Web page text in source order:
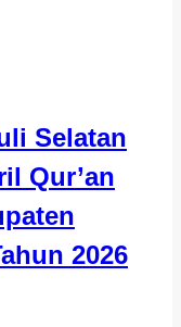
Selatan
Qur’an
2026